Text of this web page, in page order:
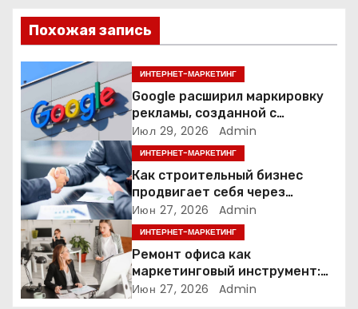
ц
и
я
п
о
з
а
п
и
Похожая запись
ИНТЕРНЕТ-МАРКЕТИНГ
Google расширил маркировку
рекламы, созданной с
помощью искусственного
интеллекта
Июл 29, 2026 Admin
ИНТЕРНЕТ-МАРКЕТИНГ
Как строительный бизнес
продвигает себя через
контент: кейс кровельных
компаний
Июн 27, 2026 Admin
ИНТЕРНЕТ-МАРКЕТИНГ
Ремонт офиса как
маркетинговый инструмент:
почему физическое
Июн 27, 2026 Admin